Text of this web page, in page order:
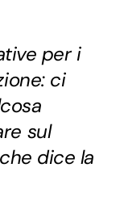
per i
ci
sul
dice la